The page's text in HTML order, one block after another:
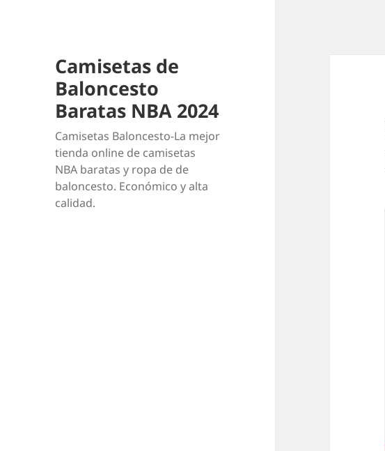
Camisetas de
Baloncesto
Baratas NBA 2024
Camisetas Baloncesto-La mejor
tienda online de camisetas
NBA baratas y ropa de de
baloncesto. Económico y alta
calidad.